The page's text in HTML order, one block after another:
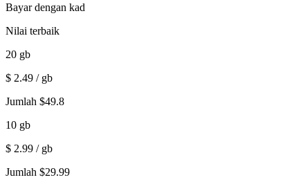
Bayar dengan kad
Nilai terbaik
20 gb
$ 2.49 / gb
Jumlah $49.8
10 gb
$ 2.99 / gb
Jumlah $29.99